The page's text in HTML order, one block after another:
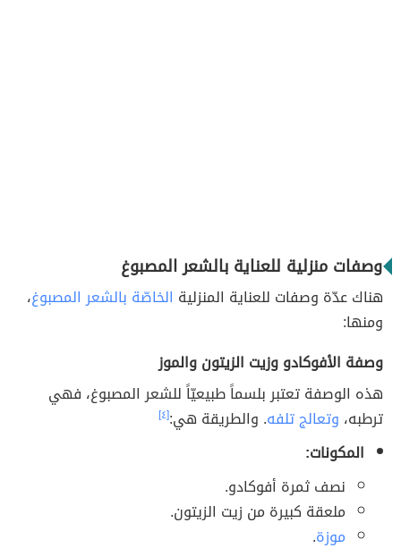
وصفات منزلية للعناية بالشعر المصبوغ
هناك عدّة وصفات للعناية المنزلية الخاصّة بالشعر المصبوغ،
ومنها:
وصفة الأفوكادو وزيت الزيتون والموز
هذه الوصفة تعتبر بلسماً طبيعيّاً للشعر المصبوغ، فهي
ترطبه، وتعالج تلفه. والطريقة هي:[٤]
المكونات:
نصف ثمرة أفوكادو.
ملعقة كبيرة من زيت الزيتون.
موزة.